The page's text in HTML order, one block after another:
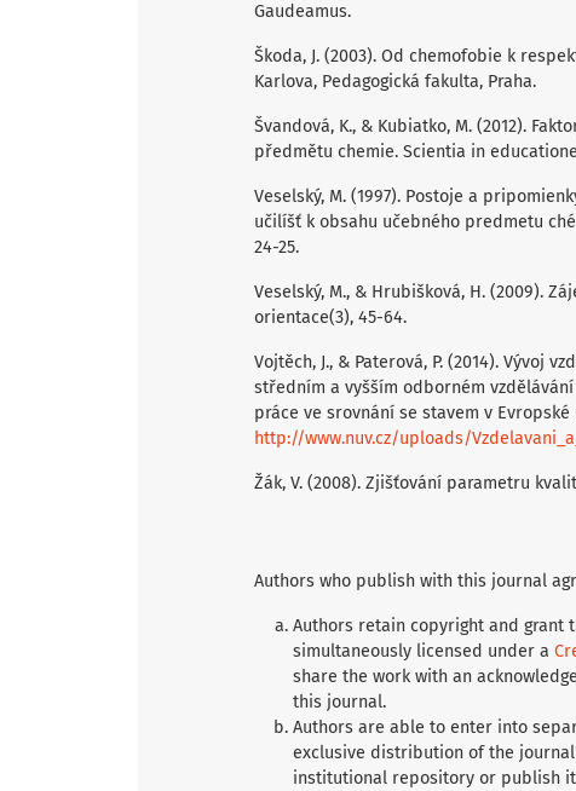
Gaudeamus.
Škoda, J. (2003). Od chemofobie k
Karlova, Pedagogická fakulta, Praha.
Švandová, K., & Kubiatko, M. (2012).
předmětu chemie. Scientia in
Veselský, M. (1997). Postoje a
učilíšť k obsahu učebného predmetu
24-25.
Veselský, M., & Hrubišková, H. (2009).
orientace(3), 45-64.
Vojtěch, J., & Paterová, P. (2014). Vývoj
středním a vyšším odborném
práce ve srovnání se stavem v
http://www.nuv.cz/uploads/
Žák, V. (2008). Zjišťování parametru
Authors who publish with this journal
Authors retain copyright and
simultaneously licensed under a
share the work with an
this journal.
Authors are able to enter into
exclusive distribution of the
institutional repository or publish